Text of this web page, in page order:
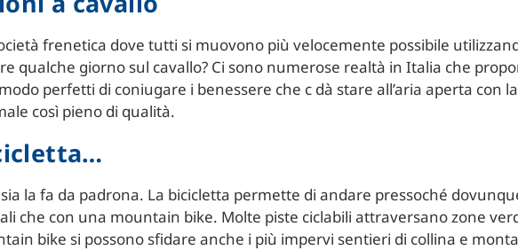
frenetica dove tutti si muovono più velocemente possibile
qualche giorno sul cavallo? Ci sono numerose realtà in Italia che
perfetti di coniugare i benessere che c dà stare all’aria aperta con
così pieno di qualità.
la fa da padrona. La bicicletta permette di andare pressoché
che con una mountain bike. Molte piste ciclabili attraversano zone
bike si possono sfidare anche i più impervi sentieri di collina e